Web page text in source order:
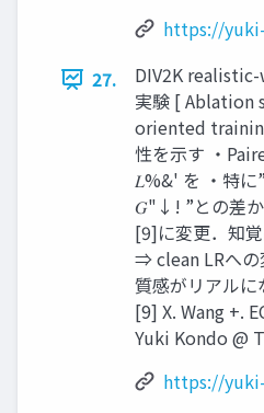
https://
27.
DIV2K
実験 [ Ablation
oriented
性を⽰す ・
𝐿%&' を ・特
𝐺"↓! ”との差か
[9]に変更．知
⇒ clean LRへの
質感がリアルに
[9] X. Wang +.
Yuki Kondo @
https://